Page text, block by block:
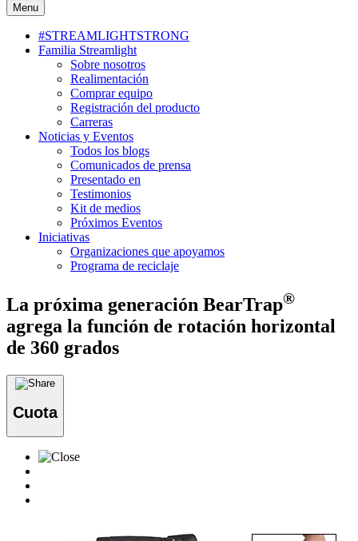
Menu
#STREAMLIGHTSTRONG
Familia Streamlight
Sobre nosotros
Realimentación
Comprar equipo
Registración del producto
Carreras
Noticias y Eventos
Todos los blogs
Comunicados de prensa
Presentado en
Testimonios
Kit de medios
Próximos Eventos
Iniciativas
Organizaciones que apoyamos
Programa de reciclaje
La próxima generación BearTrap®
agrega la función de rotación horizontal
de 360 ​​grados
Cuota